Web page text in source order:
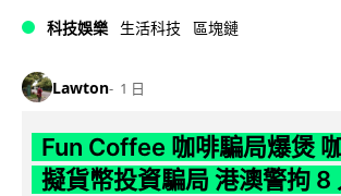
科技娛樂 生活科技 區塊鏈
Lawton 1 日
Fun Coffee 咖啡騙局爆煲
擬貨幣投資騙局 港澳警拘 8